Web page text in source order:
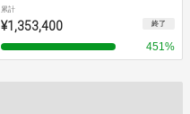
累計
¥1,353,400 終了
451%